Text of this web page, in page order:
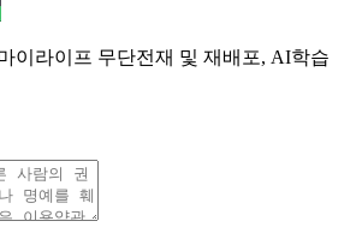
이라이프 무단전재 및 재배포, AI학습